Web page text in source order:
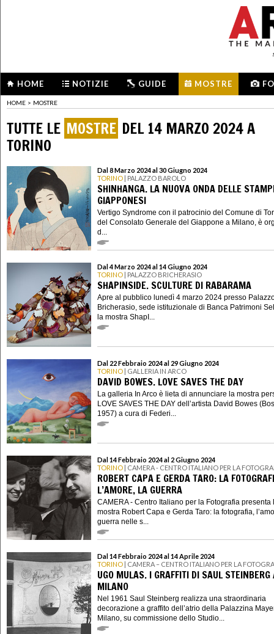
HOME NOTIZIE GUIDE MOSTRE
HOME > MOSTRE
TUTTE LE MOSTRE DEL 14 MARZO 2024 A
TORINO
Dal 8 Marzo 2024 al 30 Giugno 2024
TORINO | PALAZZO BAROLO
SHINHANGA. LA NUOVA ONDA DELLE
GIAPPONESI
Vertigo Syndrome con il patrocinio del Comune di
del Consolato Generale del Giappone a Milano, è
d...
Dal 4 Marzo 2024 al 14 Giugno 2024
TORINO | PALAZZO BRICHERASIO
SHAPINSIDE. SCULTURE DI RABARAMA
Apre al pubblico lunedì 4 marzo 2024 presso
Bricherasio, sede istituzionale di Banca Patrimoni
la mostra ShapI...
Dal 22 Febbraio 2024 al 29 Giugno 2024
TORINO | GALLERIA IN ARCO
DAVID BOWES. LOVE SAVES THE DAY
La galleria In Arco è lieta di annunciare la mostra
LOVE SAVES THE DAY dell’artista David Bowes
1957) a cura di Federi...
Dal 14 Febbraio 2024 al 2 Giugno 2024
TORINO | CAMERA - CENTRO ITALIANO PER LA
ROBERT CAPA E GERDA TARO: LA
L’AMORE, LA GUERRA
CAMERA - Centro Italiano per la Fotografia presenta
mostra Robert Capa e Gerda Taro: la fotografia,
guerra nelle s...
Dal 14 Febbraio 2024 al 14 Aprile 2024
TORINO | CAMERA – CENTRO ITALIANO PER LA
UGO MULAS. I GRAFFITI DI SAUL STEINBERG
MILANO
Nel 1961 Saul Steinberg realizza una straordinaria
decorazione a graffito dell’atrio della Palazzina
Milano, su commissione dello Studio...